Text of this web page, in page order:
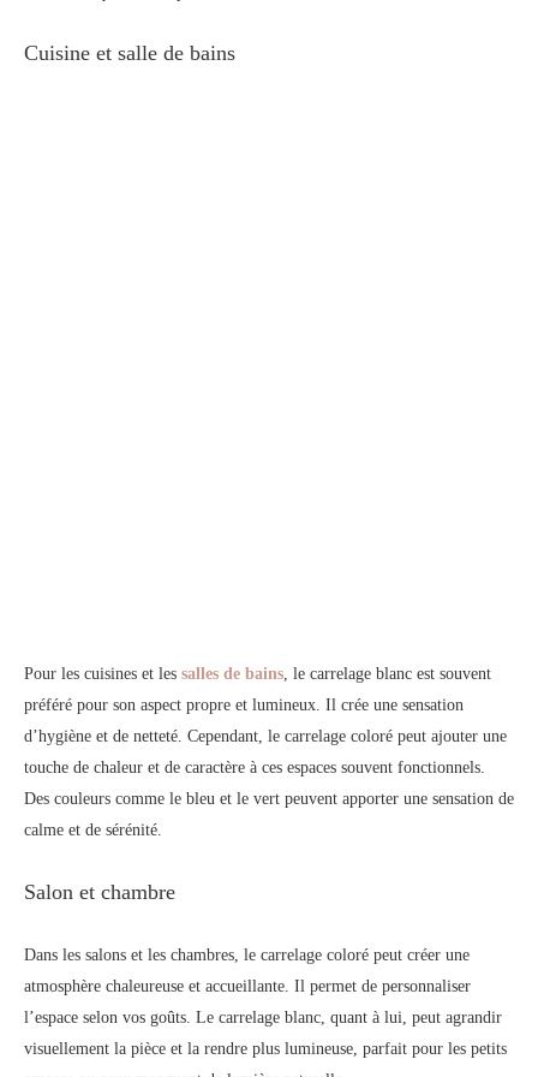
Cuisine et salle de bains
Pour les cuisines et les salles de bains, le carrelage blanc est souvent
préféré pour son aspect propre et lumineux. Il crée une sensation
d’hygiène et de netteté. Cependant, le carrelage coloré peut ajouter une
touche de chaleur et de caractère à ces espaces souvent fonctionnels.
Des couleurs comme le bleu et le vert peuvent apporter une sensation de
calme et de sérénité.
Salon et chambre
Dans les salons et les chambres, le carrelage coloré peut créer une
atmosphère chaleureuse et accueillante. Il permet de personnaliser
l’espace selon vos goûts. Le carrelage blanc, quant à lui, peut agrandir
visuellement la pièce et la rendre plus lumineuse, parfait pour les petits